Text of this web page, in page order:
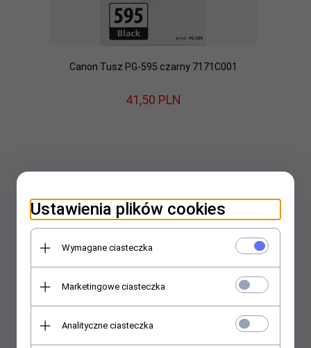
Canon Tusz PG-595 czarny 7171C001
41,50 PLN
Ustawienia plików cookies
Wymagane ciasteczka
Marketingowe ciasteczka
Analityczne ciasteczka